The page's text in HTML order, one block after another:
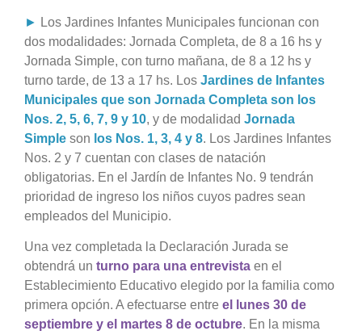
► Los Jardines Infantes Municipales funcionan con
dos modalidades: Jornada Completa, de 8 a 16 hs y
Jornada Simple, con turno mañana, de 8 a 12 hs y
turno tarde, de 13 a 17 hs. Los Jardines de Infantes
Municipales que son Jornada Completa son los
Nos. 2, 5, 6, 7, 9 y 10, y de modalidad Jornada
Simple son los Nos. 1, 3, 4 y 8. Los Jardines Infantes
Nos. 2 y 7 cuentan con clases de natación
obligatorias. En el Jardín de Infantes No. 9 tendrán
prioridad de ingreso los niños cuyos padres sean
empleados del Municipio.
Una vez completada la Declaración Jurada se
obtendrá un turno para una entrevista en el
Establecimiento Educativo elegido por la familia como
primera opción. A efectuarse entre el lunes 30 de
septiembre y el martes 8 de octubre. En la misma